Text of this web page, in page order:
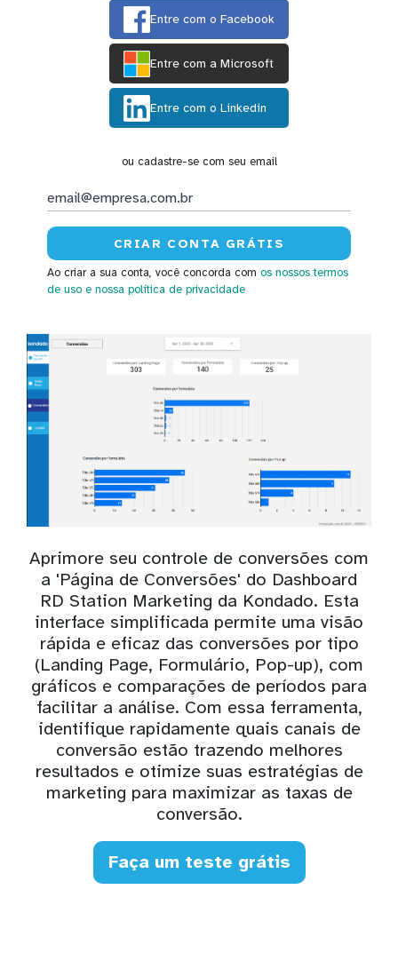
Entre com o Facebook
Entre com a Microsoft
Entre com o Linkedin
ou cadastre-se com seu email
Ao criar a sua conta, você concorda com os nossos termos
de uso e nossa política de privacidade
Aprimore seu controle de conversões com
a 'Página de Conversões' do Dashboard
RD Station Marketing da Kondado. Esta
interface simplificada permite uma visão
rápida e eficaz das conversões por tipo
(Landing Page, Formulário, Pop-up), com
gráficos e comparações de períodos para
facilitar a análise. Com essa ferramenta,
identifique rapidamente quais canais de
conversão estão trazendo melhores
resultados e otimize suas estratégias de
marketing para maximizar as taxas de
conversão.
Faça um teste grátis